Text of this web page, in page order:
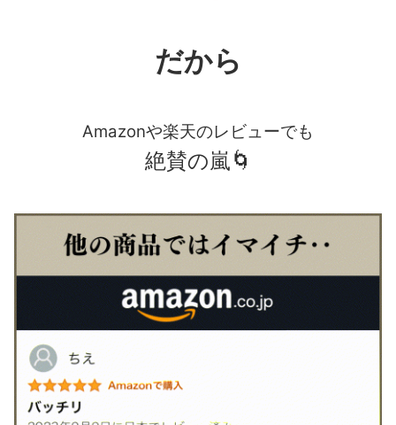
だから
Amazonや楽天のレビューでも
絶賛の嵐🌀